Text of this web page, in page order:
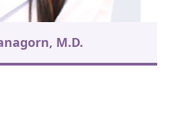
M.D.